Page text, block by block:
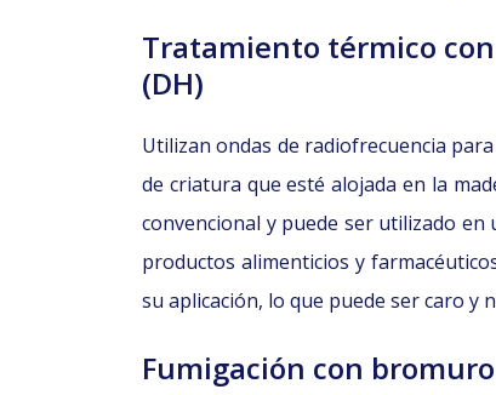
Tratamiento térmico
(DH)
Utilizan ondas de radiofrecuencia
de criatura que esté alojada en la
convencional y puede ser utilizado en
productos alimenticios y
su aplicación, lo que puede ser caro y
Fumigación con